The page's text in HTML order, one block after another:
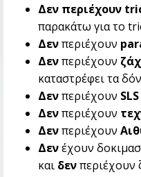
Δεν περιέχουν
παρακάτω για το
Δενπεριέχουν
Δενπεριέχουν
καταστρέφει τα
Δενπεριέχουν SLS
Δενπεριέχουν
Δενπεριέχουν
Δενέχουν
και δενπεριέχουν